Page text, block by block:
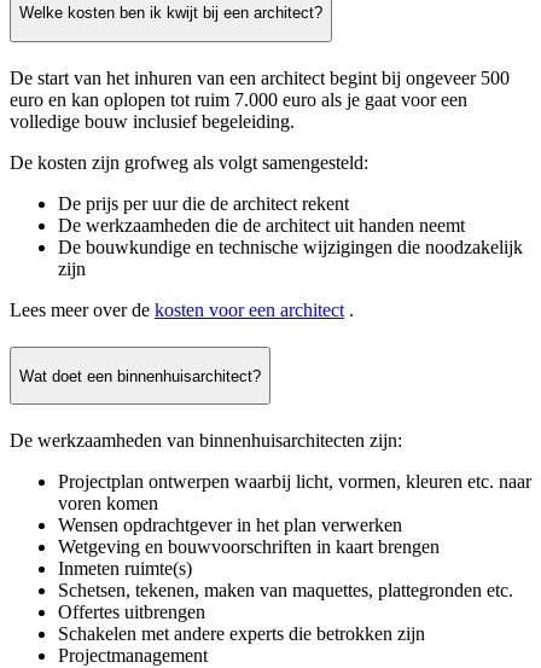
Welke kosten ben ik kwijt bij een architect?
De start van het inhuren van een architect begint bij ongeveer 500
euro en kan oplopen tot ruim 7.000 euro als je gaat voor een
volledige bouw inclusief begeleiding.
De kosten zijn grofweg als volgt samengesteld:
De prijs per uur die de architect rekent
De werkzaamheden die de architect uit handen neemt
De bouwkundige en technische wijzigingen die noodzakelijk
zijn
Lees meer over de kosten voor een architect .
Wat doet een binnenhuisarchitect?
De werkzaamheden van binnenhuisarchitecten zijn:
Projectplan ontwerpen waarbij licht, vormen, kleuren etc. naar
voren komen
Wensen opdrachtgever in het plan verwerken
Wetgeving en bouwvoorschriften in kaart brengen
Inmeten ruimte(s)
Schetsen, tekenen, maken van maquettes, plattegronden etc.
Offertes uitbrengen
Schakelen met andere experts die betrokken zijn
Projectmanagement